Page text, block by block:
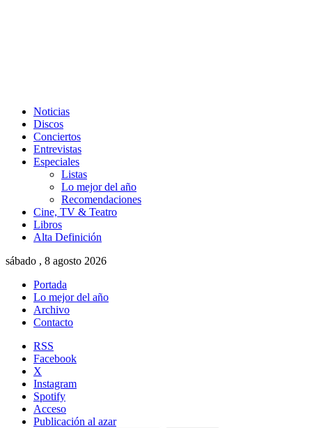
Noticias
Discos
Conciertos
Entrevistas
Especiales
Listas
Lo mejor del año
Recomendaciones
Cine, TV & Teatro
Libros
Alta Definición
sábado , 8 agosto 2026
Portada
Lo mejor del año
Archivo
Contacto
RSS
Facebook
X
Instagram
Spotify
Acceso
Publicación al azar